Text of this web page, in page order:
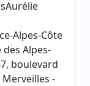
Alpes-Côte
Alpes-
boulevard
-